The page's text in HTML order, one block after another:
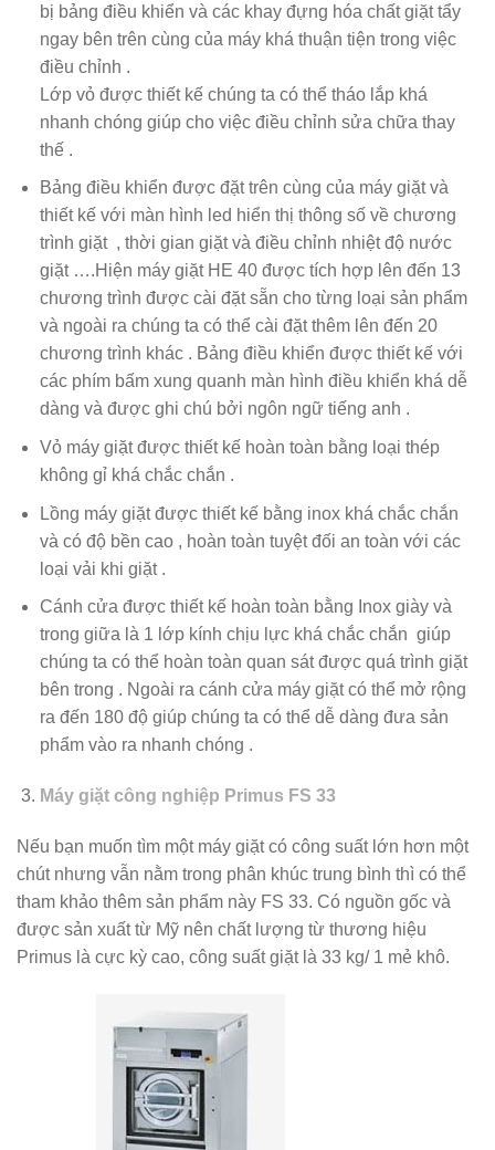
bị bảng điều khiển và các khay đựng hóa chất giặt tẩy
ngay bên trên cùng của máy khá thuận tiện trong việc
điều chỉnh .
Lớp vỏ được thiết kế chúng ta có thể tháo lắp khá
nhanh chóng giúp cho việc điều chỉnh sửa chữa thay
thế .
Bảng điều khiển được đặt trên cùng của máy giặt và
thiết kế với màn hình led hiển thị thông số về chương
trình giặt , thời gian giặt và điều chỉnh nhiệt độ nước
giặt ….Hiện máy giặt HE 40 được tích hợp lên đến 13
chương trình được cài đặt sẵn cho từng loại sản phẩm
và ngoài ra chúng ta có thể cài đặt thêm lên đến 20
chương trình khác . Bảng điều khiển được thiết kế với
các phím bấm xung quanh màn hình điều khiển khá dễ
dàng và được ghi chú bởi ngôn ngữ tiếng anh .
Vỏ máy giặt được thiết kế hoàn toàn bằng loại thép
không gỉ khá chắc chắn .
Lồng máy giặt được thiết kế bằng inox khá chắc chắn
và có độ bền cao , hoàn toàn tuyệt đối an toàn với các
loại vải khi giặt .
Cánh cửa được thiết kế hoàn toàn bằng Inox giày và
trong giữa là 1 lớp kính chịu lực khá chắc chắn giúp
chúng ta có thể hoàn toàn quan sát được quá trình giặt
bên trong . Ngoài ra cánh cửa máy giặt có thể mở rộng
ra đến 180 độ giúp chúng ta có thể dễ dàng đưa sản
phẩm vào ra nhanh chóng .
Máy giặt công nghiệp Primus FS 33
Nếu bạn muốn tìm một máy giặt có công suất lớn hơn một
chút nhưng vẫn nằm trong phân khúc trung bình thì có thể
tham khảo thêm sản phẩm này FS 33. Có nguồn gốc và
được sản xuất từ Mỹ nên chất lượng từ thương hiệu
Primus là cực kỳ cao, công suất giặt là 33 kg/ 1 mẻ khô.